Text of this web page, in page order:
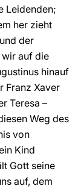
Leidenden;
her zieht
der
wir auf die
hinauf
Franz Xaver
Teresa –
Weg des
von
Kind
Gott seine
auf, dem